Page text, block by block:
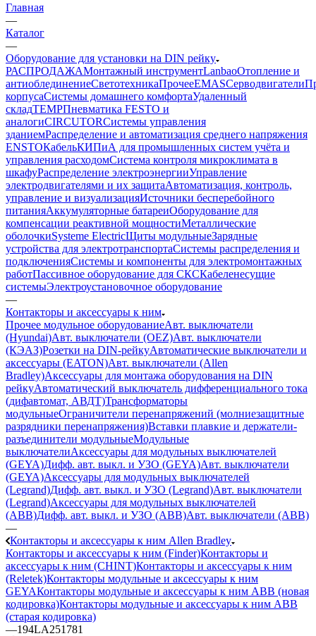
Главная
—
Каталог
—
Оборудование для установки на DIN рейку
РАСПРОДАЖАМонтажный инструментLanbaoОтопление и
антиоблединениеСветотехникаПрочееEMASCерводвигатели
корпусаСистемы домашнего комфортаУдаленный
складTEMPПневматика FESTO и
аналогиCIRCUTORСистемы управления
зданиемРаспределение и автоматизация среднего напряжения
ENSTOКабельКИПиА для промышленных систем учёта и
управления расходомСистема контроля микроклимата в
шкафуРаспределение электроэнергииУправление
электродвигателями и их защитаАвтоматизация, контроль,
управление и визуализацияИсточники бесперебойного
питанияАккумуляторные батареиОборудование для
компенсации реактивной мощностиМеталлические
оболочкиSysteme ElectricЩиты модульныеЗарядные
устройства для электротранспортаСистемы распределения и
подключенияСистемы и компоненты для электромонтажных
работПассивное оборудование для СКСКабеленесущие
системыЭлектроустановочное оборудование
—
Контакторы и аксессуары к ним
Прочее модульное оборудованиеАвт. выключатели
(Hyundai)Авт. выключатели (OEZ)Авт. выключатели
(КЭАЗ)Розетки на DIN-рейкуАвтоматические выключатели и
аксессуары (EATON)Авт. выключатели (Allen
Bradley)Аксессуары для монтажа оборудования на DIN
рейкуАвтоматический выключатель дифференциального тока
(дифавтомат, АВДТ)Трансформаторы
модульныеОграничители перенапряжений (молниезащитные
разрядники перенапряжения)Вставки плавкие и держатели-
разъединители модульныеМодульные
выключателиАксессуары для модульных выключателей
(GEYA)Дифф. авт. выкл. и УЗО (GEYA)Авт. выключатели
(GEYA)Аксессуары для модульных выключателей
(Legrand)Дифф. авт. выкл. и УЗО (Legrand)Авт. выключатели
(Legrand)Аксессуары для модульных выключателей
(ABB)Дифф. авт. выкл. и УЗО (ABB)Авт. выключатели (ABB)
—
Контакторы и аксессуары к ним Allen Bradley
Контакторы и аксессуары к ним (Finder)Контакторы и
аксессуары к ним (CHINT)Контакторы и аксессуары к ним
(Reletek)Контакторы модульные и аксессуары к ним
GEYAКонтакторы модульные и аксессуары к ним ABB (новая
кодировка)Контакторы модульные и аксессуары к ним ABB
(старая кодировка)
—194LA251781